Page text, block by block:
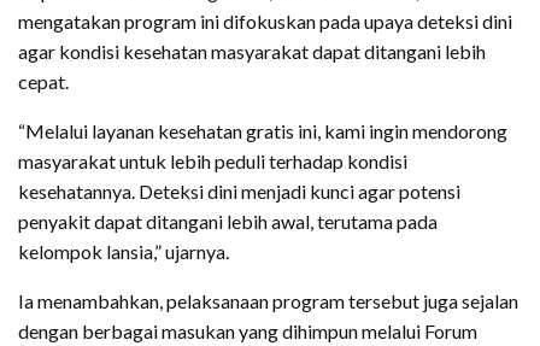
mengatakan program ini difokuskan pada upaya deteksi dini
agar kondisi kesehatan masyarakat dapat ditangani lebih
cepat.
“Melalui layanan kesehatan gratis ini, kami ingin mendorong
masyarakat untuk lebih peduli terhadap kondisi
kesehatannya. Deteksi dini menjadi kunci agar potensi
penyakit dapat ditangani lebih awal, terutama pada
kelompok lansia,” ujarnya.
Ia menambahkan, pelaksanaan program tersebut juga sejalan
dengan berbagai masukan yang dihimpun melalui Forum